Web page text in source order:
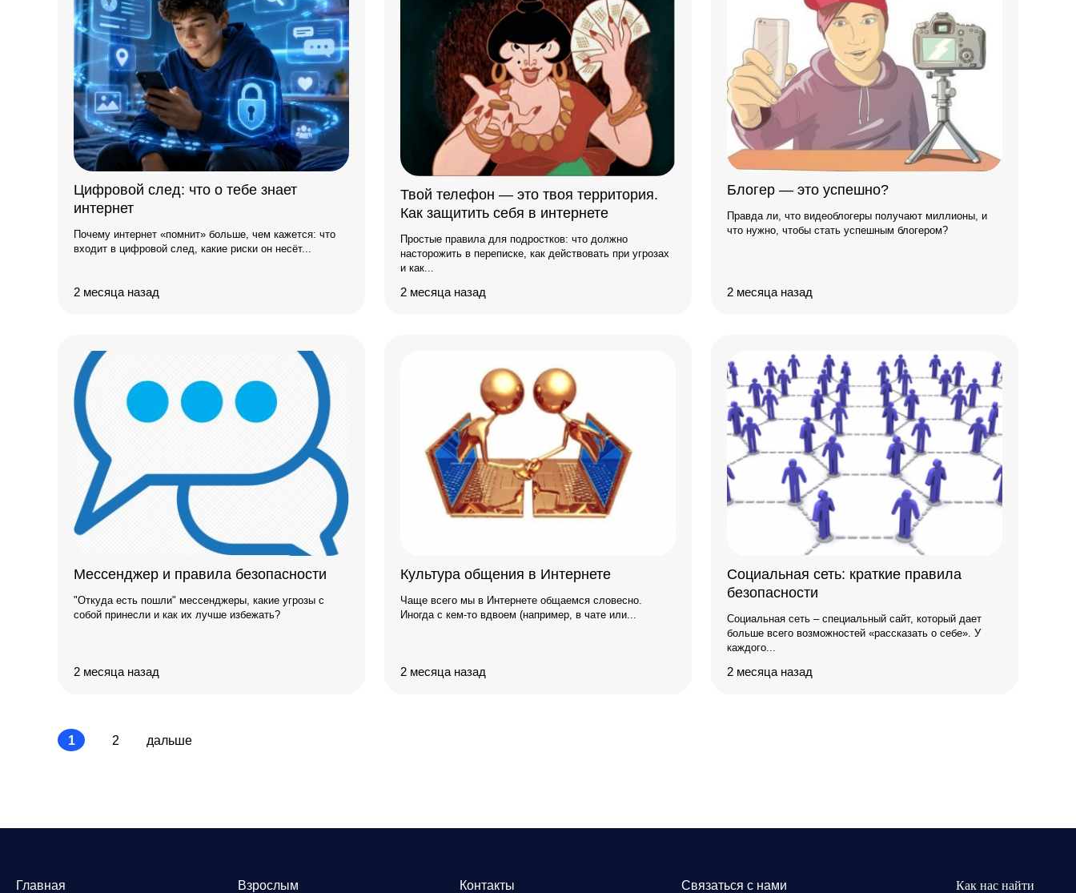
Цифровой след: что о тебе знает
интернет
Почему интернет «помнит» больше, чем кажется: что
входит в цифровой след, какие риски он несёт...
2 месяца назад
Твой телефон — это твоя территория.
Как защитить себя в интернете
Простые правила для подростков: что должно
насторожить в переписке, как действовать при угрозах
и как...
2 месяца назад
Блогер — это успешно?
Правда ли, что видеоблогеры получают миллионы, и
что нужно, чтобы стать успешным блогером?
2 месяца назад
Мессенджер и правила безопасности
"Откуда есть пошли" мессенджеры, какие угрозы с
собой принесли и как их лучше избежать?
2 месяца назад
Культура общения в Интернете
Чаще всего мы в Интернете общаемся словесно.
Иногда с кем-то вдвоем (например, в чате или...
2 месяца назад
Социальная сеть: краткие правила
безопасности
Социальная сеть – специальный сайт, который дает
больше всего возможностей «рассказать о себе». У
каждого...
2 месяца назад
1 2 дальше
Главная Взрослым Контакты Связаться с нами Как нас найти